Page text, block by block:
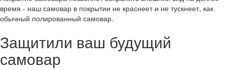
время - наш самовар в покрытии не краснеет и не тускнеет, как
обычный полированный самовар.
Защитили ваш будущий
самовар